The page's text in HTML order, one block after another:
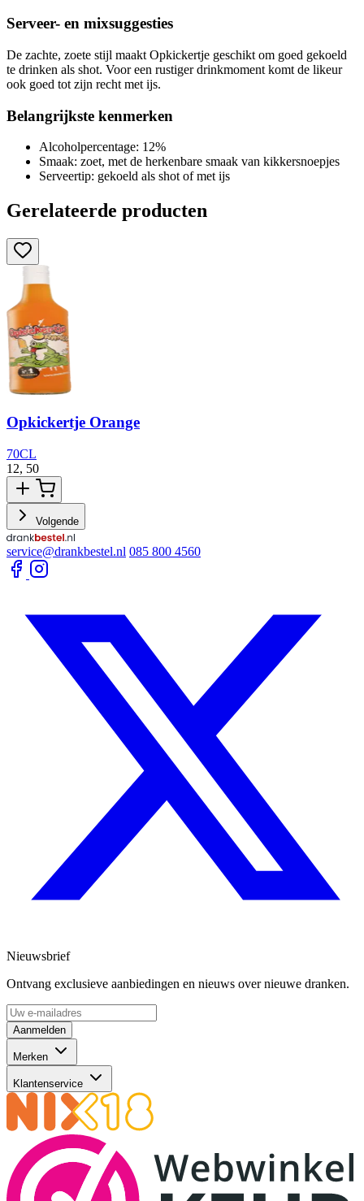
Serveer- en mixsuggesties
De zachte, zoete stijl maakt Opkickertje geschikt om goed gekoeld
te drinken als shot. Voor een rustiger drinkmoment komt de likeur
ook goed tot zijn recht met ijs.
Belangrijkste kenmerken
Alcoholpercentage: 12%
Smaak: zoet, met de herkenbare smaak van kikkersnoepjes
Serveertip: gekoeld als shot of met ijs
Gerelateerde producten
Opkickertje Orange
70CL
12, 50
Volgende
service@drankbestel.nl 085 800 4560
Nieuwsbrief
Ontvang exclusieve aanbiedingen en nieuws over nieuwe dranken.
Aanmelden
Merken
Klantenservice